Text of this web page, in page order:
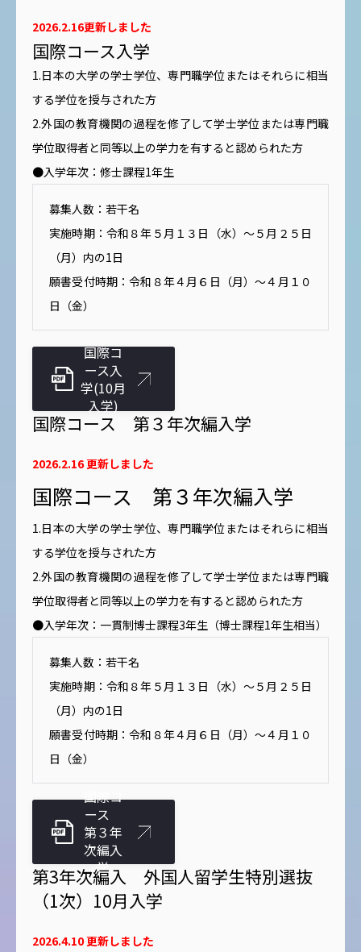
2026.2.16更新しました
国際コース入学
1.日本の大学の学士学位、専門職学位またはそれらに相当
する学位を授与された方
2.外国の教育機関の過程を修了して学士学位または専門職
学位取得者と同等以上の学力を有すると認められた方
●入学年次：修士課程1年生
募集人数：若干名
実施時期：令和８年５月１３日（水）～５月２５日
（月）内の1日
願書受付時期：令和８年４月６日（月）～４月１０
日（金）
国際コ
ース入
学(10月
入学)
国際コース 第３年次編入学
2026.2.16 更新しました
国際コース 第３年次編入学
1.日本の大学の学士学位、専門職学位またはそれらに相当
する学位を授与された方
2.外国の教育機関の過程を修了して学士学位または専門職
学位取得者と同等以上の学力を有すると認められた方
●入学年次：一貫制博士課程3年生（博士課程1年生相当）
募集人数：若干名
実施時期：令和８年５月１３日（水）～５月２５日
（月）内の1日
願書受付時期：令和８年４月６日（月）～４月１０
日（金）
国際コ
ース
第３年
次編入
学
第3年次編入 外国人留学生特別選抜
（1次）10月入学
2026.4.10 更新しました